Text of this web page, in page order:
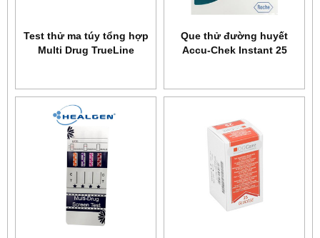
Test thử ma túy tổng hợp
Multi Drug TrueLine
Que thử đường huyết
Accu-Chek Instant 25